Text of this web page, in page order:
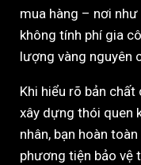
mua hàng – nơi như
không tính phí gia
lượng vàng nguyên
Khi hiểu rõ bản
xây dựng thói quen
nhân, bạn hoàn
phương tiện bảo vệ